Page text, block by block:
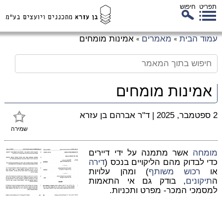
תפריט חיפוש
עמוד הבית » מאמרים » אמינות מומחים
אמינות מומחים
שמירה
2 ספטמבר, 2025 | ד"ר אברהם בן עזרא
מומחה אשר מתמנה על ידי דיירים
כדי לבדוק מהם הליקויים בנכס (דירה
או רכוש משותף) ומהן עלויות
התיקונים, בודק גם אי התאמות
למסמכי המכר- מפרט ותכניות.